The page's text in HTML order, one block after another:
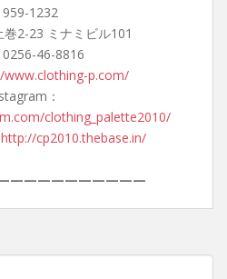
959-1232
2-23 ミナミビル101
0256-46-8816
p.com/
：
clothing_palette2010/
http://cp2010.thebase.in/